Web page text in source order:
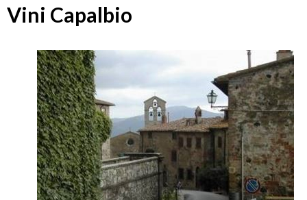
Vini Capalbio